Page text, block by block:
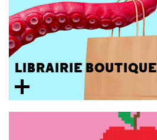
LIBRAIRIE BOUTIQUE